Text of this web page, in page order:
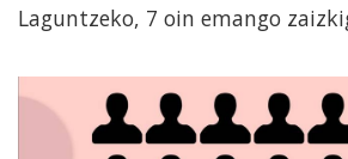
Laguntzeko, 7 oin emango